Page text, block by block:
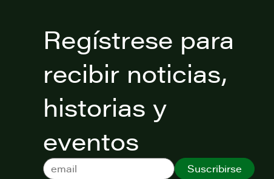
Regístrese para
recibir noticias,
historias y
eventos
Suscribirse